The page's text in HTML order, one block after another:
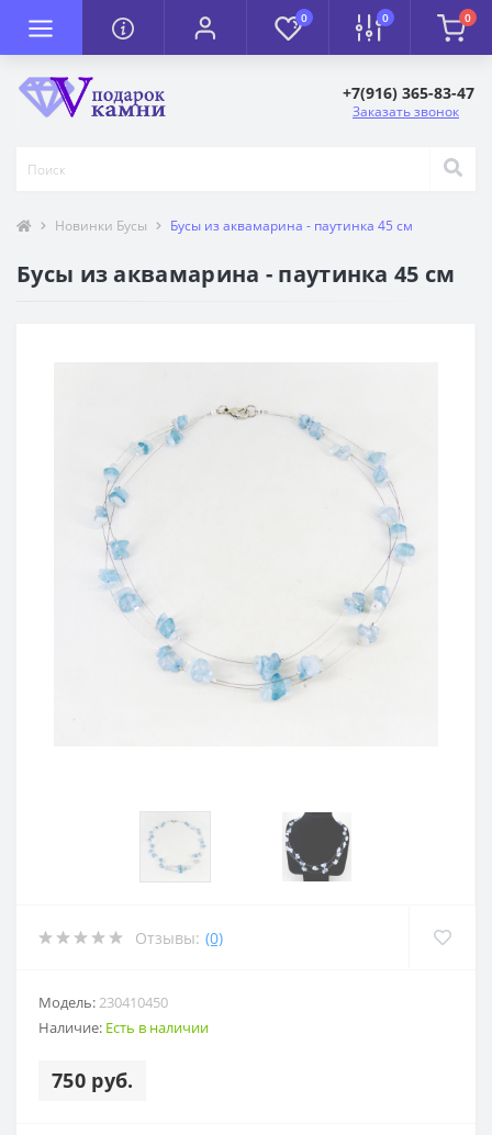
0 0 0
+7(916) 365-83-47
Заказать звонок
Новинки Бусы Бусы из аквамарина - паутинка 45 см
Бусы из аквамарина - паутинка 45 см
Отзывы: (0)
Модель:230410450
Наличие: Есть в наличии
750 руб.